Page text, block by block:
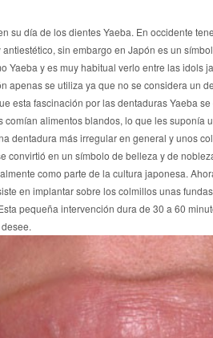
su día de los dientes Yaeba. En occidente
sin embargo en Japón es un
Yaeba y es muy habitual verlo entre las idols
apenas se utiliza ya que no se considera un
esta fascinación por las dentaduras Yaeba
comían alimentos blandos, lo que les suponía
dentadura más irregular en general y unos
convirtió en un símbolo de belleza y de
como parte de la cultura japonesa.
en implantar sobre los colmillos unas
pequeña intervención dura de 30 a 60